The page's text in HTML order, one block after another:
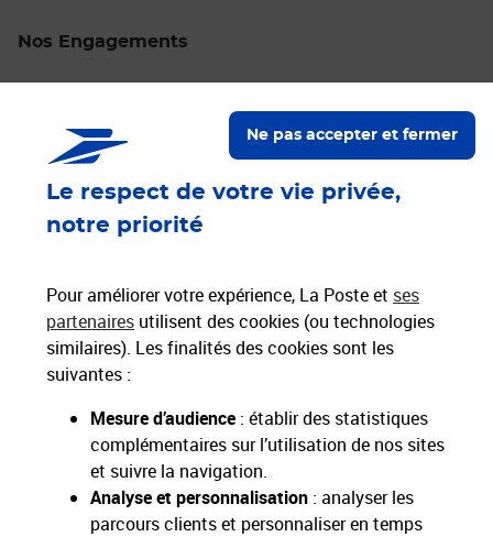
Le respect de votre vie privée,
notre priorité
Pour améliorer votre expérience, La Poste et ses
partenaires utilisent des cookies (ou technologies
similaires). Les finalités des cookies sont les
suivantes :
Mesure d’audience : établir des statistiques
complémentaires sur l’utilisation de nos sites
et suivre la navigation.
Analyse et personnalisation : analyser les
parcours clients et personnaliser en temps
Ne pas accepter et fermer
Nos Engagements
Localiser un bureau de poste
Paiements 100% sécurisés
Hors livres et hors produits marketplace
Nos engagements
sociétaux et environnementaux
Applications La Poste